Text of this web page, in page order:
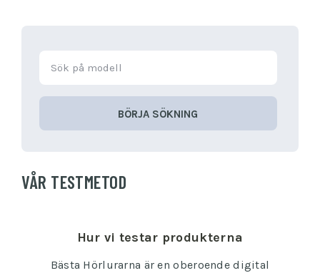
BÖRJA SÖKNING
VÅR TESTMETOD
Hur vi testar produkterna
Bästa Hörlurarna är en oberoende digital